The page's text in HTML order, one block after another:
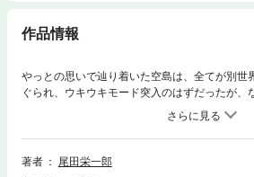
作品情報
やっとの思いで辿り着いた空島は、全てが別世
ぐられ、ウキウキモード突入のはずだったが、
る身となり…!? ”ひとつなぎの大秘宝(ワンピー
著者
尾田栄一郎